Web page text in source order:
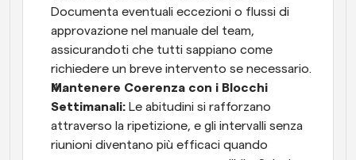
Documenta eventuali eccezioni o flussi di
approvazione nel manuale del team,
assicurandoti che tutti sappiano come
richiedere un breve intervento se necessario.
Mantenere Coerenza con i Blocchi
Settimanali: Le abitudini si rafforzano
attraverso la ripetizione, e gli intervalli senza
riunioni diventano più efficaci quando